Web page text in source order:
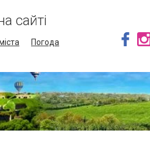
сайті
Погода